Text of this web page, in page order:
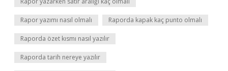
Rapor yazımı nasıl olmalı Raporda kapak kaç punto olmalı
Raporda özet kısmı nasıl yazılır
Raporda tarih nereye yazılır